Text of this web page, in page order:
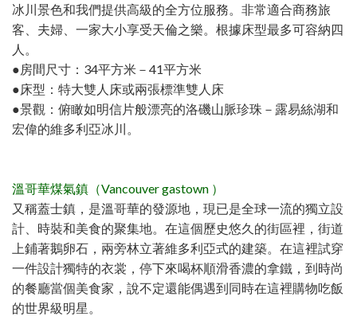
冰川景色和我們提供高級的全方位服務。非常適合商務旅
客、夫婦、一家大小享受天倫之樂。根據床型最多可容納四
人。
●房間尺寸：34平方米－41平方米
●床型：特大雙人床或兩張標準雙人床
●景觀：俯瞰如明信片般漂亮的洛磯山脈珍珠－露易絲湖和
宏偉的維多利亞冰川。
溫哥華煤氣鎮（Vancouver gastown ）
又稱蓋士鎮，是溫哥華的發源地，現已是全球一流的獨立設
計、時裝和美食的聚集地。在這個歷史悠久的街區裡，街道
上鋪著鵝卵石，兩旁林立著維多利亞式的建築。在這裡試穿
一件設計獨特的衣裳，停下來喝杯順滑香濃的拿鐵，到時尚
的餐廳當個美食家，說不定還能偶遇到同時在這裡購物吃飯
的世界級明星。